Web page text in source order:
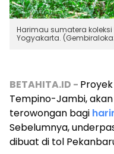
Harimau sumatera
Yogyakarta.
BETAHITA.ID -
Tempino-Jambi,
terowongan bagi
Sebelumnya,
dibuat di tol